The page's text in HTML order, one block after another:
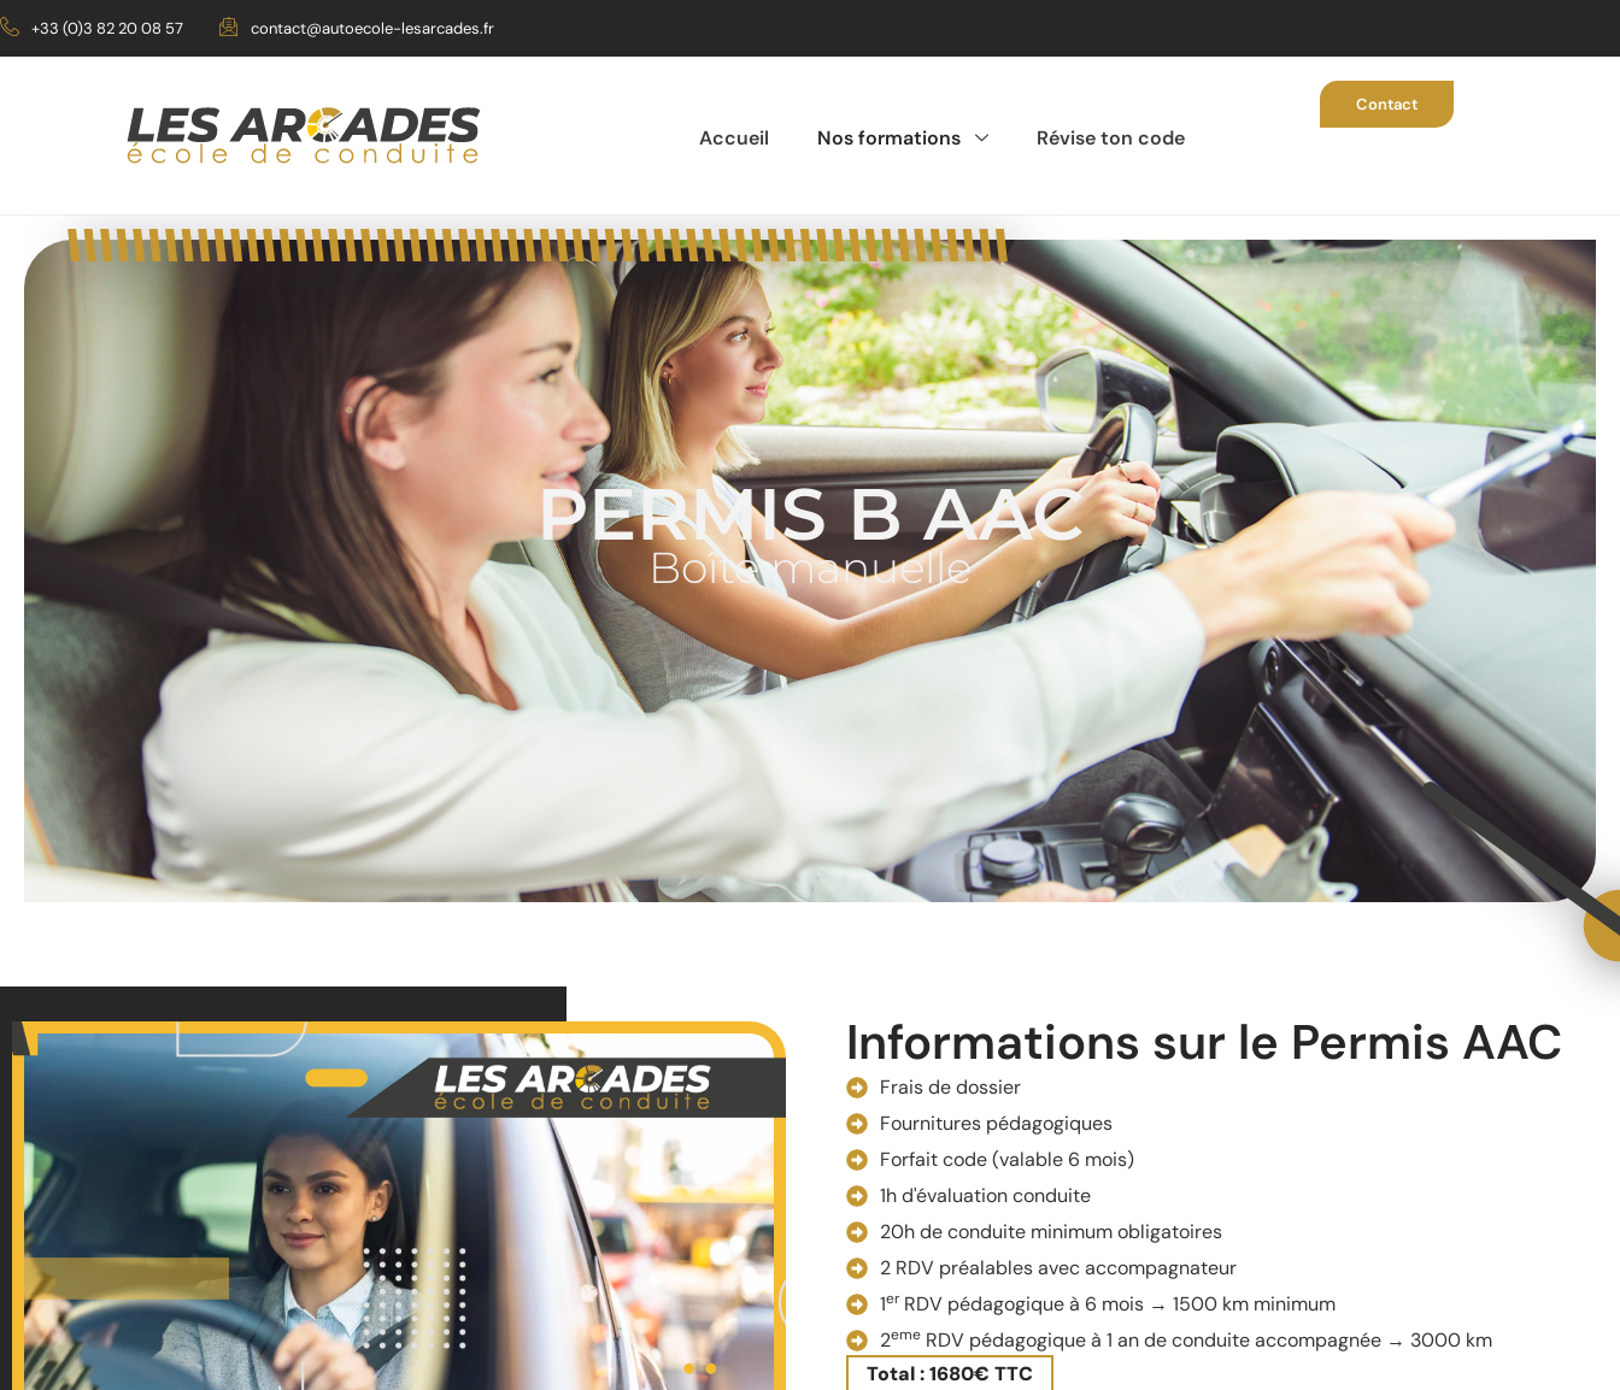
Aller
au
+33 (0)3 82 20 08 57 contact@autoecole-lesarcades.fr
Accueil Nos formations Révise ton code
Contact
PERMIS B AAC
Boîte manuelle
Informations sur le Permis AAC
Frais de dossier
Fournitures pédagogiques
Forfait code (valable 6 mois)
1h d'évaluation conduite
20h de conduite minimum obligatoires
2 RDV préalables avec accompagnateur
1erRDV pédagogique à 6 mois → 1500 km minimum
2emeRDV pédagogique à 1 an de conduite accompagnée → 3000 km
Total : 1680€ TTC